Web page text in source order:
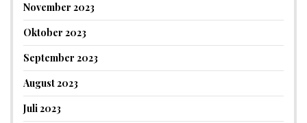
November 2023
Oktober 2023
September 2023
August 2023
Juli 2023